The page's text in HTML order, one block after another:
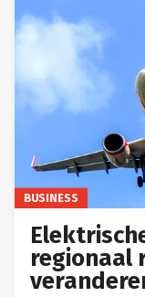
BUSINESS
regionaal